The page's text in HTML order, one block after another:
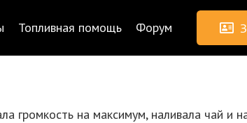
Топливная помощь Форум
громкость на максимум, наливала чай и